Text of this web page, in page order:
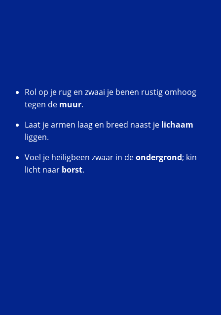
Rol op je rug en zwaai je benen rustig omhoog
tegen de muur.
Laat je armen laag en breed naast je lichaam
liggen.
Voel je heiligbeen zwaar in deondergrond; kin
licht naar borst.